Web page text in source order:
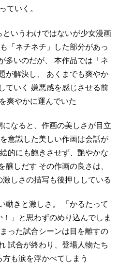
ていく。
いうわけではないが少女漫画
「ネチネチ」した部分があっ
多いのだが、
本作品では「ネ
が解決し、
あくまでも爽やか
ていく 嫌悪感を感じさせる前
爽やかに運んでいた
なると、作画の美しさが目立
意識した美しい作画は会話が
絵的にも飽きさせず、艶やかな
醸しだす その作画の良さは、
しさの描写も後押ししている
動きと激しさ。
「かるたって
」と思わずのめり込んでしま
った試合シーンは目を離すの
試合が終わり、登場人物たち
も涙を浮かべてしまう